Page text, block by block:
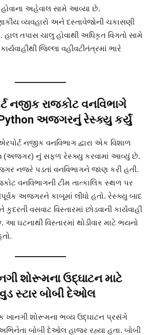
અહેવાલ સામે આવ્યા છે.
વ્યવહારો અને દસ્તાવેજોની ચકાસણી
હાલ તપાસ ચાલુ હોવાથી અધિકૃત વિગતો સામે
જિલ્લા વહીવટીતંત્રમાં ભારે
નજીક રાજકોટ વનવિભાગે
Python અજગરનું રેસ્ક્યુ કર્યું
નજીક વનવિભાગ દ્વારા એક વિશાળ
(અજગર) નું સફળ રેસ્ક્યુ કરવામાં આવ્યું છે.
નજરે પડતાં વનવિભાગને જાણ કરી હતી.
વનવિભાગની ટીમ તાત્કાલિક સ્થળ પર
અજગરને કાબૂમાં લીધો હતો. રેસ્ક્યુ બાદ
વસવાટ વિસ્તારમાં છોડવાની કાર્યવાહી
ઘટનાથી વિસ્તારમાં થોડીવાર માટે ભયનો
શોરૂમના ઉદ્ઘાટન માટે
સ્ટાર બોબી દેઓલ
શોરૂમના ભવ્ય ઉદ્ઘાટન પ્રસંગે
બોબી દેઓલ હાજર રહ્યા હતા. બોબી